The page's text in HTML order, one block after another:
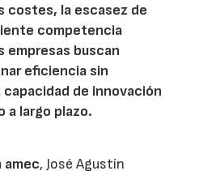
costes, la escasez de
competencia
empresas buscan
eficiencia sin
de innovación
a largo plazo.
amec, José Agustín